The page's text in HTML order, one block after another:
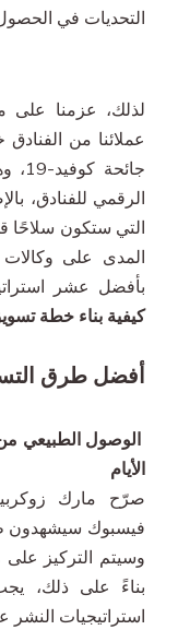
تحسين محركات
التحديات في
لذلك، عزمنا على
الرقمي للفنادق،
التي ستكون سلاحًا
المدى على وكالات
بأفضل عشر
كيفية بناء خطة
أفضل طرق
الوصول الطبيعي
الأيام
فيسبوك سيشهدون
وسيتم التركيز على
بناءً على ذلك،
استراتيجيات